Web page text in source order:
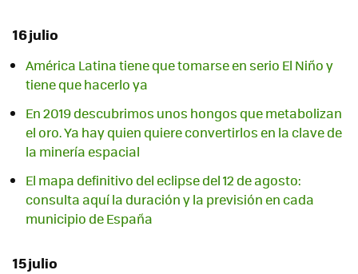
16 julio
América Latina tiene que tomarse en serio El Niño y
tiene que hacerlo ya
En 2019 descubrimos unos hongos que metabolizan
el oro. Ya hay quien quiere convertirlos en la clave de
la minería espacial
El mapa definitivo del eclipse del 12 de agosto:
consulta aquí la duración y la previsión en cada
municipio de España
15 julio